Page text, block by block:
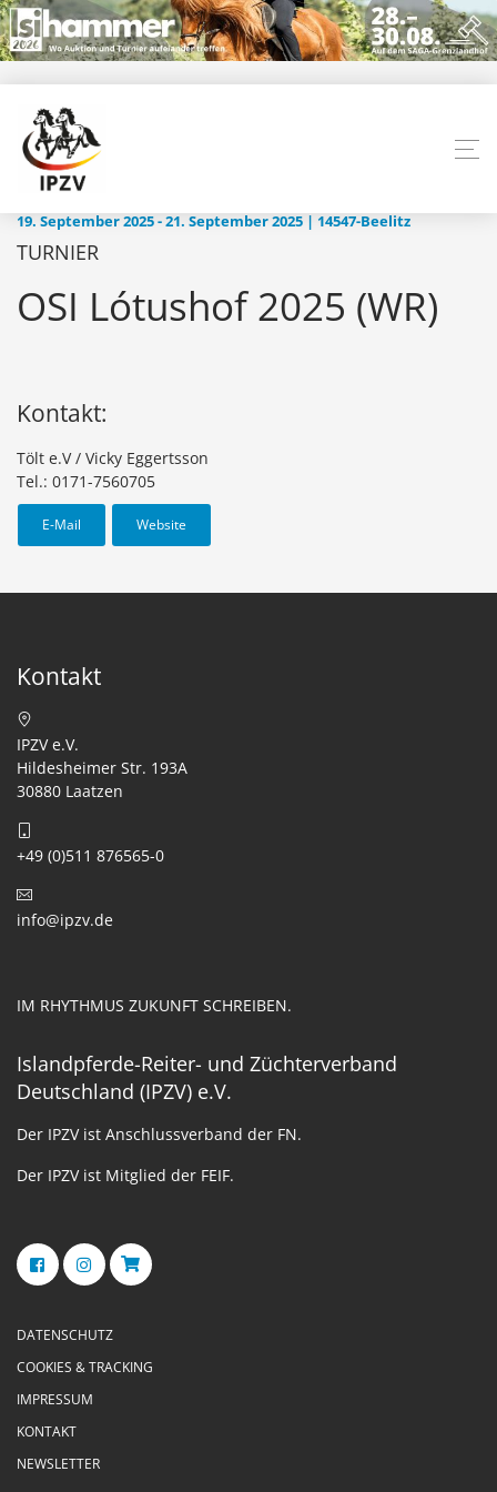
19. September 2025 - 21. September 2025 | 14547-Beelitz
TURNIER
OSI Lótushof 2025 (WR)
Kontakt:
Tölt e.V / Vicky Eggertsson
Tel.: 0171-7560705
E-Mail Website
Kontakt
IPZV e.V.
Hildesheimer Str. 193A
30880 Laatzen
+49 (0)511 876565-0
info@ipzv.de
IM RHYTHMUS ZUKUNFT SCHREIBEN.
Islandpferde-Reiter- und Züchterverband
Deutschland (IPZV) e.V.
Der IPZV ist Anschlussverband der FN.
Der IPZV ist Mitglied der FEIF.
DATENSCHUTZ
COOKIES & TRACKING
IMPRESSUM
KONTAKT
NEWSLETTER